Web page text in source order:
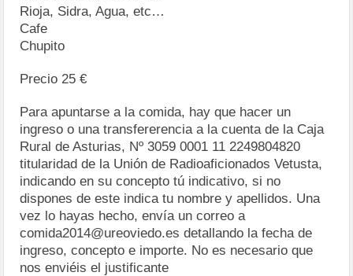
Rioja, Sidra, Agua, etc…
Cafe
Chupito
Precio 25 €
Para apuntarse a la comida, hay que hacer un
ingreso o una transfererencia a la cuenta de la Caja
Rural de Asturias, Nº 3059 0001 11 2249804820
titularidad de la Unión de Radioaficionados Vetusta,
indicando en su concepto tú indicativo, si no
dispones de este indica tu nombre y apellidos. Una
vez lo hayas hecho, envía un correo a
comida2014@ureoviedo.es detallando la fecha de
ingreso, concepto e importe. No es necesario que
nos enviéis el justificante